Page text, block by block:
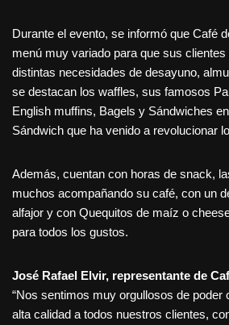
Durante el evento, se informó que Café
menú muy variado para que sus
distintas necesidades de desayuno,
se destacan los waffles, sus famosos
English muffins, Bagels y Sándwiches
Sándwich que ha venido a revolucionar
Además, cuentan con horas de snack,
muchos acompañando su café, con un
alfajor y con Quequitos de maíz o
para todos los gustos.
José Rafael Elvir, representante de
“Nos sentimos muy orgullosos de poder
alta calidad a todos nuestros clientes,